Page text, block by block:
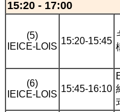
15:20 - 17:00
(5)
IEICE-LOIS
15:20-15:45
(6)
IEICE-LOIS
15:45-16:10